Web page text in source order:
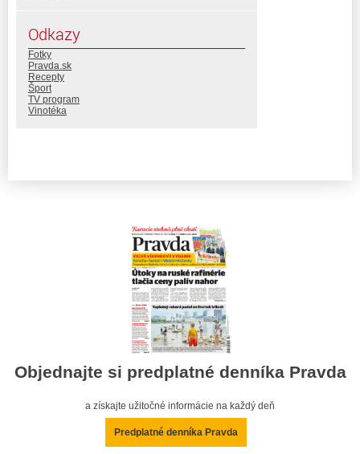
Odkazy
Fotky
Pravda.sk
Recepty
Šport
TV program
Vinotéka
Objednajte si predplatné denníka Pravda
a získajte užitočné informácie na každý deň
Predplatné denníka Pravda